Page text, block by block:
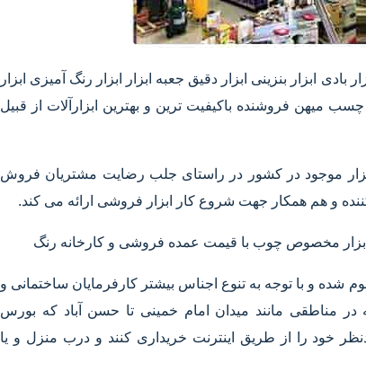
ابزار بنزینی ابزار دقیق​ جعبه ابزار ابزار رنگ آمیزی ابزار
چسب میهن فروشنده باکیفیت ترین و بهترین ابزارآلات از قبیل
ابزار موجود در کشور در راستای جلب رضایت مشتریان فروش
و هم همکار جهت شروع کار ابزار فروشی ارائه می کند.
مخصوص چوب با قیمت عمده فروشی و کارخانه رنگ
شده و با توجه به تنوع اجناس بیشتر کارفرمایان ساختمانی و
مناطقی مانند میدان امام خمینی تا حسن آباد که بورس
خود را از طریق اینترنت خریداری کنند و درب منزل و یا